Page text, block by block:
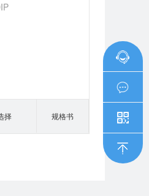
择 规格书